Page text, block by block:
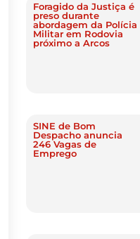
Foragido da Justiça é
preso durante
abordagem da Polícia
Militar em Rodovia
próximo a Arcos
SINE de Bom
Despacho anuncia
246 Vagas de
Emprego